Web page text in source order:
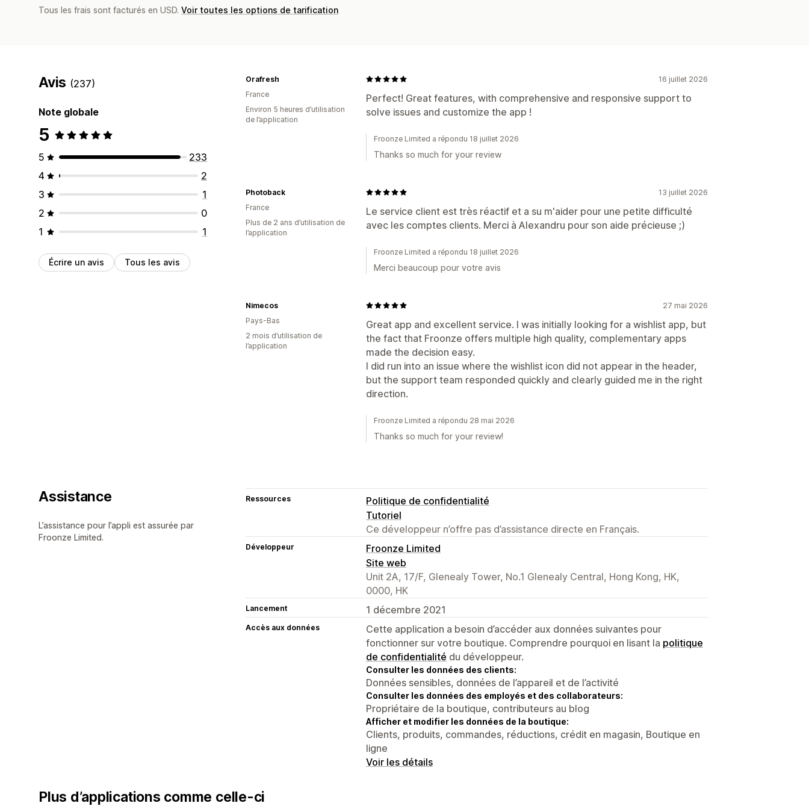
Tous les frais sont facturés en USD. Voir toutes les options de tarification
Avis (237)
Note globale
5
5
233
4
2
3
1
2
0
1
1
Écrire un avis Tous les avis
16 juillet 2026
Perfect! Great features, with comprehensive and responsive support to
solve issues and customize the app !
Orafresh
France
Environ 5 heures d’utilisation
de l’application
Froonze Limited a répondu 18 juillet 2026
Thanks so much for your review
13 juillet 2026
Le service client est très réactif et a su m'aider pour une petite difficulté
avec les comptes clients. Merci à Alexandru pour son aide précieuse ;)
Photoback
France
Plus de 2 ans d’utilisation de
l’application
Froonze Limited a répondu 18 juillet 2026
Merci beaucoup pour votre avis
27 mai 2026
Great app and excellent service. I was initially looking for a wishlist app, but
the fact that Froonze offers multiple high quality, complementary apps
made the decision easy.
I did run into an issue where the wishlist icon did not appear in the header,
but the support team responded quickly and clearly guided me in the right
direction.
Nimecos
Pays-Bas
2 mois d’utilisation de
l’application
Froonze Limited a répondu 28 mai 2026
Thanks so much for your review!
Assistance
L’assistance pour l’appli est assurée par
Froonze Limited.
Ressources
Politique de confidentialité
Tutoriel
Ce développeur n’offre pas d’assistance directe en Français.
Développeur
Froonze Limited
Site web
Unit 2A, 17/F, Glenealy Tower, No.1 Glenealy Central, Hong Kong, HK,
0000, HK
Lancement 1 décembre 2021
Accès aux données
Cette application a besoin d’accéder aux données suivantes pour
fonctionner sur votre boutique. Comprendre pourquoi en lisant la politique
de confidentialité du développeur.
Consulter les données des clients:
Données sensibles, données de l’appareil et de l’activité
Consulter les données des employés et des collaborateurs:
Propriétaire de la boutique, contributeurs au blog
Afficher et modifier les données de la boutique:
Clients, produits, commandes, réductions, crédit en magasin, Boutique en
ligne
Voir les détails
Plus d’applications comme celle-ci